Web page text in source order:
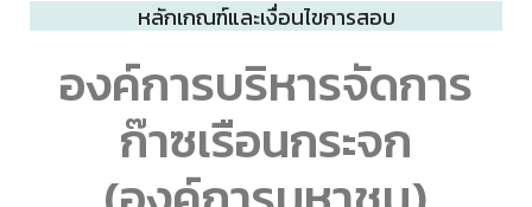
หลักเกณฑ์และเงื่อนไขการสอบ
องค์การบริหารจัดการ
ก๊าซเรือนกระจก